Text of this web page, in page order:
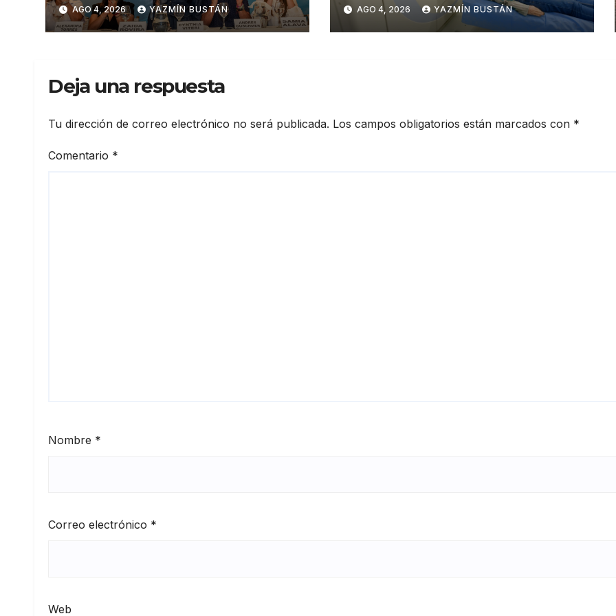
un destacado crecimiento,
según AtlasIntel
AGO 4, 2026 YAZMÍN BUSTÁN AGO 4, 2026 YAZMÍN BUSTÁN
Deja una respuesta
Tu dirección de correo electrónico no será publicada. Los campos obligatorios están marcados con *
Comentario *
Nombre *
Correo electrónico *
Web